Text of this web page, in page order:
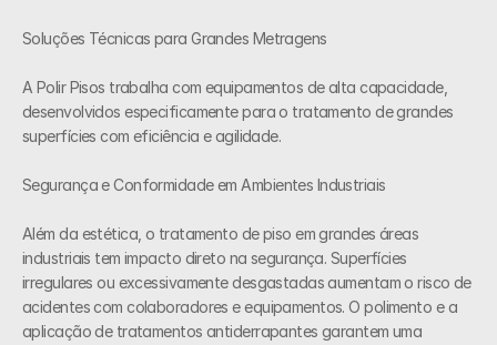
Soluções Técnicas para Grandes Metragens
A Polir Pisos trabalha com equipamentos de alta capacidade,
desenvolvidos especificamente para o tratamento de grandes
superfícies com eficiência e agilidade.
Segurança e Conformidade em Ambientes Industriais
Além da estética, o tratamento de piso em grandes áreas
industriais tem impacto direto na segurança. Superfícies
irregulares ou excessivamente desgastadas aumentam o risco de
acidentes com colaboradores e equipamentos. O polimento e a
aplicação de tratamentos antiderrapantes garantem uma